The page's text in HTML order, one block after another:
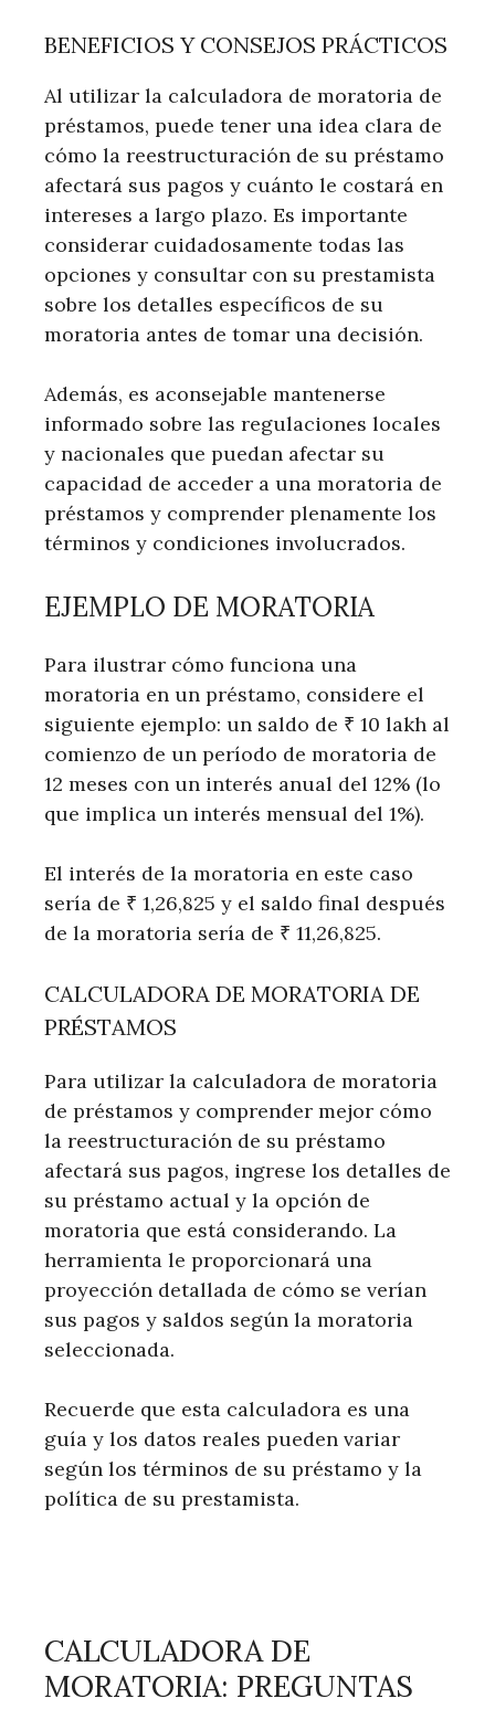
BENEFICIOS Y CONSEJOS PRÁCTICOS
Al utilizar la calculadora de moratoria de
préstamos, puede tener una idea clara de
cómo la reestructuración de su préstamo
afectará sus pagos y cuánto le costará en
intereses a largo plazo. Es importante
considerar cuidadosamente todas las
opciones y consultar con su prestamista
sobre los detalles específicos de su
moratoria antes de tomar una decisión.
Además, es aconsejable mantenerse
informado sobre las regulaciones locales
y nacionales que puedan afectar su
capacidad de acceder a una moratoria de
préstamos y comprender plenamente los
términos y condiciones involucrados.
EJEMPLO DE MORATORIA
Para ilustrar cómo funciona una
moratoria en un préstamo, considere el
siguiente ejemplo: un saldo de ₹ 10 lakh al
comienzo de un período de moratoria de
12 meses con un interés anual del 12% (lo
que implica un interés mensual del 1%).
El interés de la moratoria en este caso
sería de ₹ 1,26,825 y el saldo final después
de la moratoria sería de ₹ 11,26,825.
CALCULADORA DE MORATORIA DE
PRÉSTAMOS
Para utilizar la calculadora de moratoria
de préstamos y comprender mejor cómo
la reestructuración de su préstamo
afectará sus pagos, ingrese los detalles de
su préstamo actual y la opción de
moratoria que está considerando. La
herramienta le proporcionará una
proyección detallada de cómo se verían
sus pagos y saldos según la moratoria
seleccionada.
Recuerde que esta calculadora es una
guía y los datos reales pueden variar
según los términos de su préstamo y la
política de su prestamista.
CALCULADORA DE
MORATORIA: PREGUNTAS